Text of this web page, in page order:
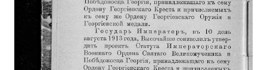
Семенович — ст. унтер-офицер. За отличия, оказанные в
делах против неприятеля. На 1916 год был ст. унтер-
офицером 281 пех. запасного батальона, при нахождении
на излечении в 19 Пятигорском лазарете ВЗС. [IV-210717]